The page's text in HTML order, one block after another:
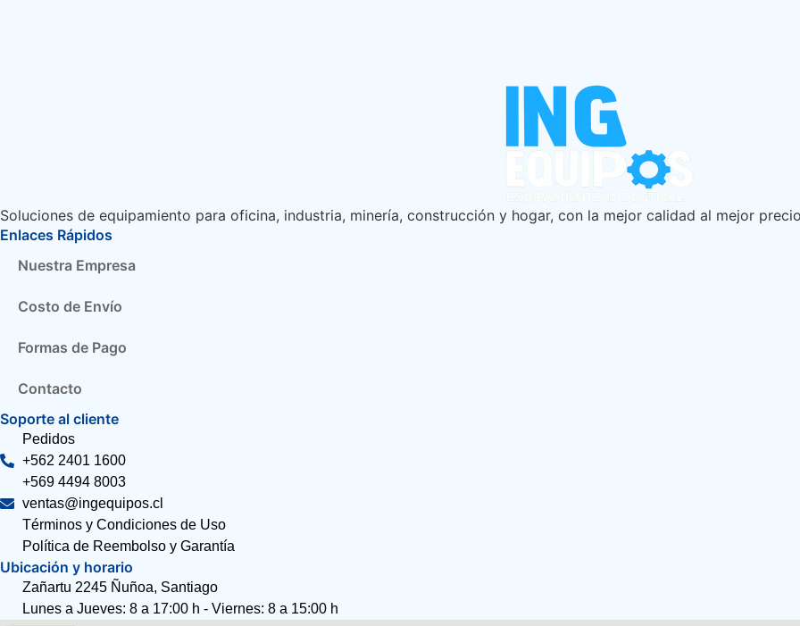
Soluciones de equipamiento para oficina, industria, minería, construcción y hogar, con la mejor calidad al mejor
Enlaces Rápidos
Nuestra Empresa
Costo de Envío
Formas de Pago
Contacto
Soporte al cliente
Pedidos
+562 2401 1600
+569 4494 8003
ventas@ingequipos.cl
Términos y Condiciones de Uso
Política de Reembolso y Garantía
Ubicación y horario
Zañartu 2245 Ñuñoa, Santiago
Lunes a Jueves: 8 a 17:00 h - Viernes: 8 a 15:00 h